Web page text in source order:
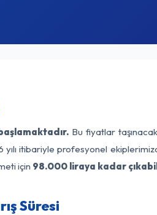
Bu fiyatlar
itibariyle profesyonel
için 98.000 liraya kadar
Süresi